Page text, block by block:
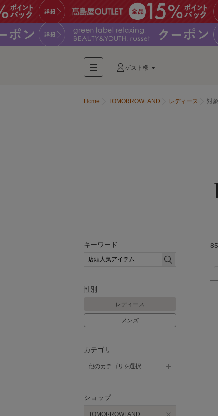
ゲスト様
Home TOMORROWLAND レディース 対
85
キーワード
性別
レディース
メンズ
カテゴリ
他のカテゴリを選択
ショップ
TOMORROWLAND